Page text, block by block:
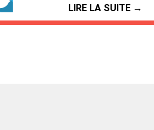
LIRE LA SUITE →